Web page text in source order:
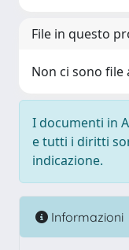
File in questo
Non ci sono
I documenti in
e tutti i diritti
indicazione.
Informazioni